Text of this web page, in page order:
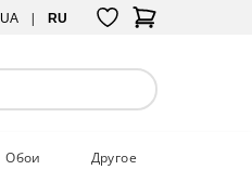
UA RU
Обои Другое